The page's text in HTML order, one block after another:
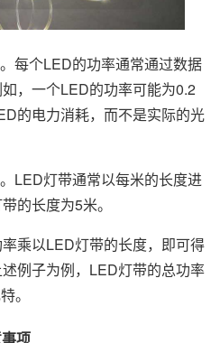
每个LED的功率通常通过数据
，一个LED的功率可能为0.2
的电力消耗，而不是实际的光
LED灯带通常以每米的长度进
的长度为5米。
乘以LED灯带的长度，即可得
例子为例，LED灯带的总功率
。
项